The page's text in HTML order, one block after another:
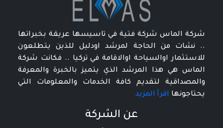
شركة الماس شركة فتية في تاسيسها عريقة بخبراتها
.. نشات من الحاجة لمرشد اودليل للذين يتطلعون
للاستثمار اوالسياحة اوالاقامة في تركيا .. فكانت شركة
الماس هي هذا المرشد الذي يتميز بالخبرة والمعرفة
والمصداقية لتقديم كافة الخدمات والمعلومات التي
يحتاجونها اقرأ المزيد
عن الشركة